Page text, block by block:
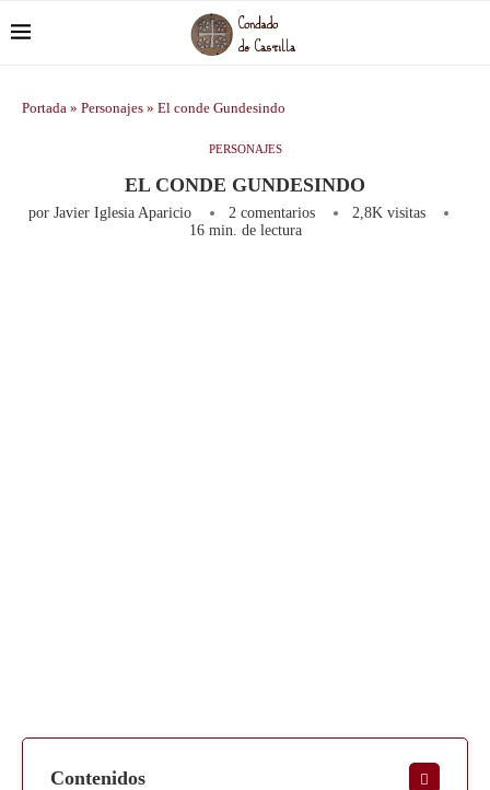
Portada » Personajes » El conde Gundesindo
PERSONAJES
EL CONDE GUNDESINDO
por Javier Iglesia Aparicio 2 comentarios 2,8Kvisitas
16 min. de lectura
Contenidos